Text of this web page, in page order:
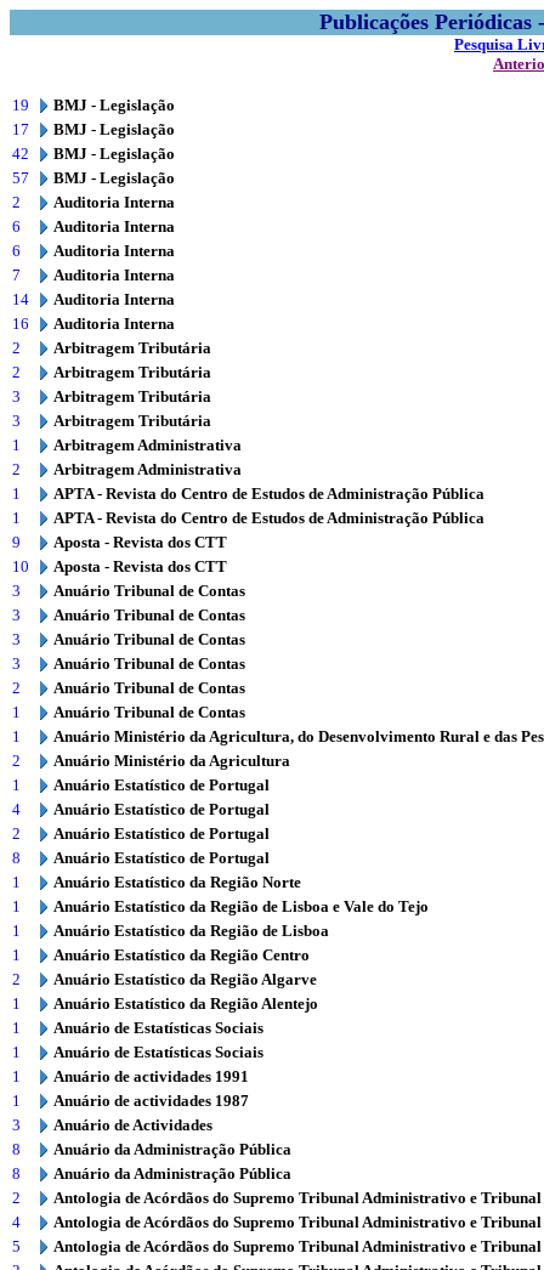
Publicações
Pesquisa
19
BMJ - Legislação
17
BMJ - Legislação
42
BMJ - Legislação
57
BMJ - Legislação
2
Auditoria Interna
6
Auditoria Interna
6
Auditoria Interna
7
Auditoria Interna
14
Auditoria Interna
16
Auditoria Interna
2
Arbitragem Tributária
2
Arbitragem Tributária
3
Arbitragem Tributária
3
Arbitragem Tributária
1
Arbitragem Administrativa
2
Arbitragem Administrativa
1
APTA - Revista do Centro de Estudos de Administração Pública
1
APTA - Revista do Centro de Estudos de Administração Pública
9
Aposta - Revista dos CTT
10
Aposta - Revista dos CTT
3
Anuário Tribunal de Contas
3
Anuário Tribunal de Contas
3
Anuário Tribunal de Contas
3
Anuário Tribunal de Contas
2
Anuário Tribunal de Contas
1
Anuário Tribunal de Contas
1
Anuário Ministério da Agricultura, do Desenvolvimento Rural e das
2
Anuário Ministério da Agricultura
1
Anuário Estatístico de Portugal
4
Anuário Estatístico de Portugal
2
Anuário Estatístico de Portugal
8
Anuário Estatístico de Portugal
1
Anuário Estatístico da Região Norte
1
Anuário Estatístico da Região de Lisboa e Vale do Tejo
1
Anuário Estatístico da Região de Lisboa
1
Anuário Estatístico da Região Centro
2
Anuário Estatístico da Região Algarve
1
Anuário Estatístico da Região Alentejo
1
Anuário de Estatísticas Sociais
1
Anuário de Estatísticas Sociais
1
Anuário de actividades 1991
1
Anuário de actividades 1987
3
Anuário de Actividades
8
Anuário da Administração Pública
8
Anuário da Administração Pública
2
Antologia de Acórdãos do Supremo Tribunal Administrativo e
4
Antologia de Acórdãos do Supremo Tribunal Administrativo e
5
Antologia de Acórdãos do Supremo Tribunal Administrativo e